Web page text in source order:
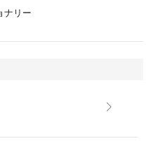
ナリー